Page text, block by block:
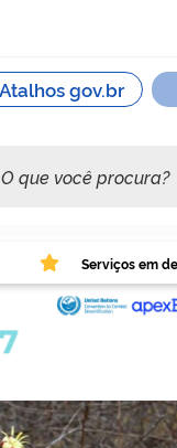
em destaque do govbr